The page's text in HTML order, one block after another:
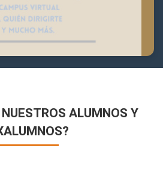
ALUMNOS Y